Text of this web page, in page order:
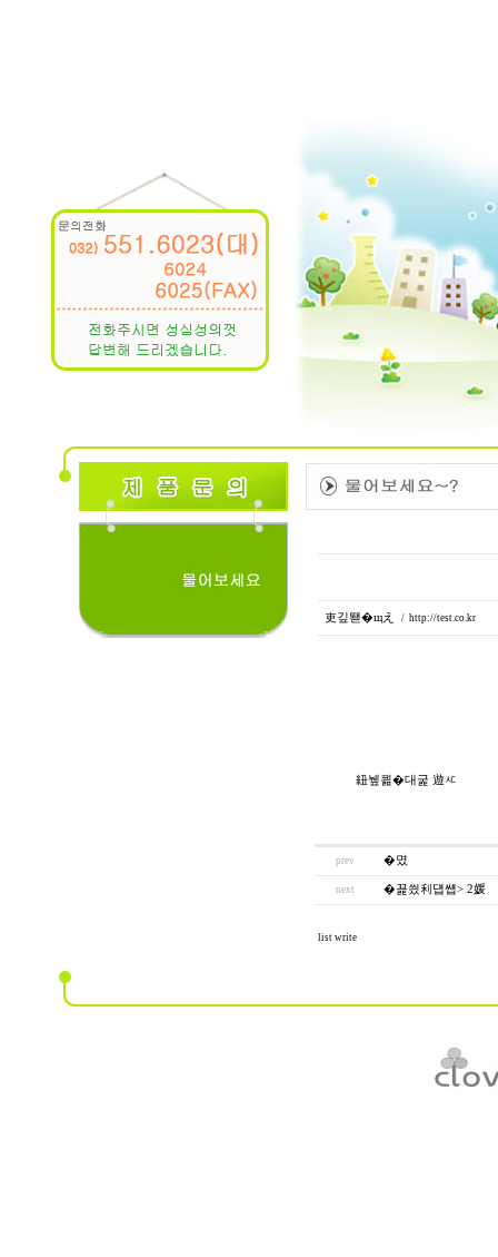
吏깊뙏�щえ / http://test.co.kr
紐뉖쾲�대굹 遊ㅼ
prev �몄
next �꾩씠利덉썝> 2媛
list write